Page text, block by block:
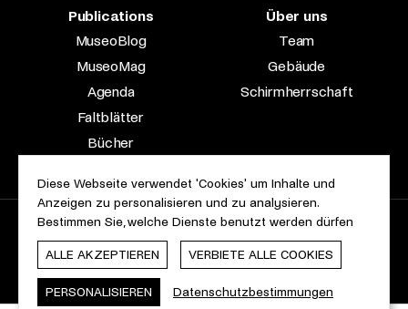
Publications
MuseoBlog
MuseoMag
Agenda
Faltblätter
Bücher
Über uns
Team
Gebäude
Schirmherrschaft
2023 © Le Musée national d’archéologie, d’histoire et d’art |
Über diese Seite
Barrierefreiheit
Rechtliche Hinweise
Diese Webseite verwendet 'Cookies' um Inhalte und
Anzeigen zu personalisieren und zu analysieren.
Bestimmen Sie, welche Dienste benutzt werden dürfen
ALLE AKZEPTIEREN VERBIETE ALLE COOKIES
PERSONALISIEREN Datenschutzbestimmungen